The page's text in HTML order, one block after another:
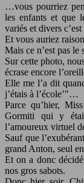
…vous pourriez
les enfants et que
variés et divers
Et vous auriez
Mais ce n’est pas le
Sur cette photo,
écrase encore
Elle me l’a dit
j’étais à l’école’ …
Parce qu’hier,
Gormiti qui y
l’amoureux virtuel
Sauf que
grand Anton, seul
Et on a donc
nos gros sabots.